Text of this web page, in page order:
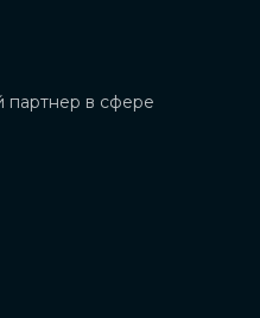
в сфере